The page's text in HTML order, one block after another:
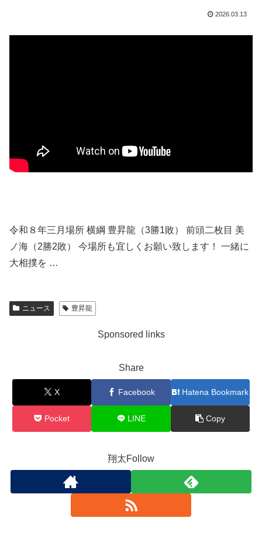
2026.03.13
令和８年三月場所 横綱 豊昇龍（3勝1敗） 前頭二枚目 美
ノ海（2勝2敗） 今場所も宜しくお願い致します！ 一緒に
大相撲を …
ニュース 豊昇龍
Sponsored links
Share
X Facebook Hatena Bookmark
Pocket LINE Copy
翔太Follow